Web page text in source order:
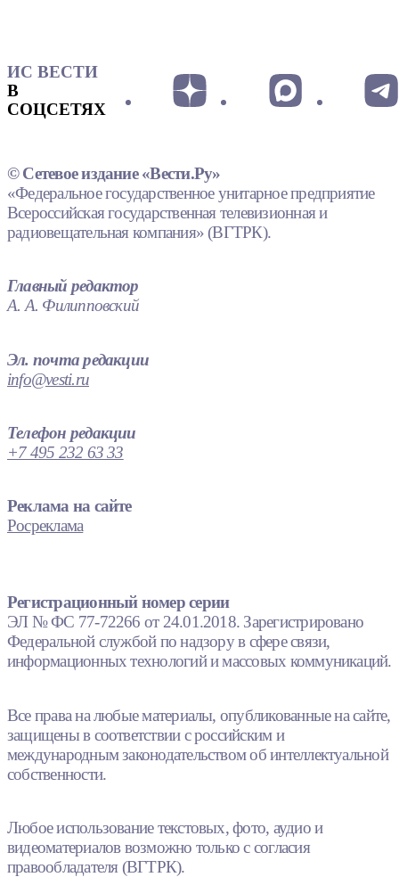
ИС ВЕСТИ
В
СОЦСЕТЯХ
© Сетевое издание «Вести.Ру»
«Федеральное государственное унитарное предприятие
Всероссийская государственная телевизионная и
радиовещательная компания» (ВГТРК).
Главный редактор
А. А. Филипповский
Эл. почта редакции
info@vesti.ru
Телефон редакции
+7 495 232 63 33
Реклама на сайте
Росреклама
Регистрационный номер серии
ЭЛ № ФС 77-72266 от 24.01.2018. Зарегистрировано
Федеральной службой по надзору в сфере связи,
информационных технологий и массовых коммуникаций.
Все права на любые материалы, опубликованные на сайте,
защищены в соответствии с российским и
международным законодательством об интеллектуальной
собственности.
Любое использование текстовых, фото, аудио и
видеоматериалов возможно только с согласия
правообладателя (ВГТРК).